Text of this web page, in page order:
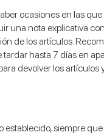
ocasiones en las
una nota explicativa
de los artículos.
hasta 7 días en
devolver los
siempre